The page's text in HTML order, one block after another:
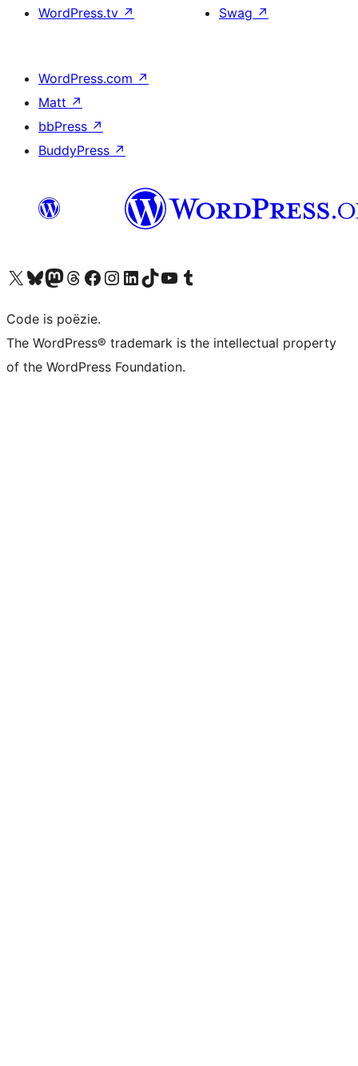
WordPress.tv ↗
Swag ↗
WordPress.com ↗
Matt ↗
bbPress ↗
BuddyPress ↗
Bezoek ons X (voorheen Twitter) account
Bezoek ons Bluesky account
Bezoek ons Mastodon account
Bezoek ons Threads account
Onze Facebook pagina bezoeken
Bezoek ons Instagram account
Bezoek ons LinkedIn account
Bezoek ons TikTok account
Bezoek ons YouTube kanaalBezoek ons Tumblr account
Code is poëzie.
The WordPress® trademark is the intellectual property
of the WordPress Foundation.